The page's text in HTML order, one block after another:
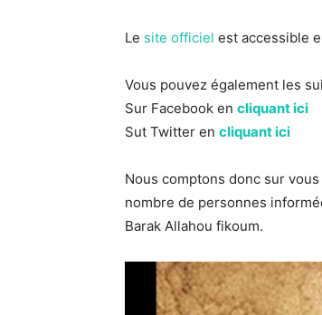
Le site officiel est accessible
Vous pouvez également les
Sur Facebook en cliquant ici
Sut Twitter en cliquant ici
Nous comptons donc sur
nombre de personnes
Barak Allahou fikoum.